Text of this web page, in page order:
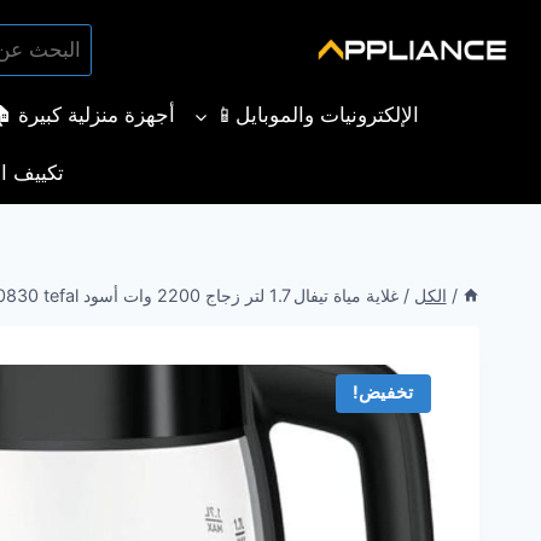
البحث
عن:
بحث
الإلكترونيات والموبايل📱 أجهزة منزلية كبيرة
تكييف
/ الكل / غلاية مياة تيفال 1.7 لتر زجاج 2200 وات أسود KI840830 tefal
تخفيض!